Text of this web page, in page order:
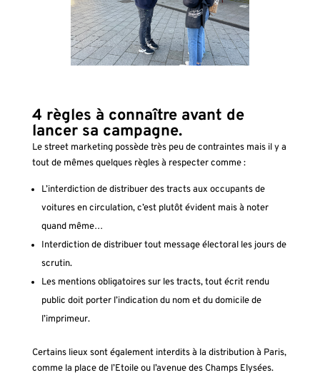
4 règles à connaître avant de
lancer sa campagne.
Le street marketing possède très peu de contraintes mais il y a
tout de mêmes quelques règles à respecter comme :
L’interdiction de distribuer des tracts aux occupants de
voitures en circulation, c’est plutôt évident mais à noter
quand même…
Interdiction de distribuer tout message électoral les jours de
scrutin.
Les mentions obligatoires sur les tracts, tout écrit rendu
public doit porter l’indication du nom et du domicile de
l’imprimeur.
Certains lieux sont également interdits à la distribution à Paris,
comme la place de l’Etoile ou l’avenue des Champs Elysées.